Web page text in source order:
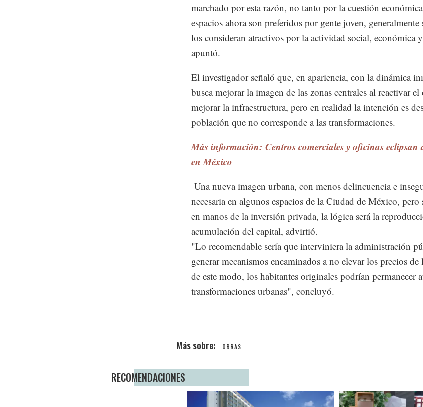
marchado por esta razón, no tanto por la cuestión
espacios ahora son preferidos por gente joven,
los consideran atractivos por la actividad social, económica
apuntó.
El investigador señaló que, en apariencia, con la dinámica
busca mejorar la imagen de las zonas centrales al reactivar
mejorar la infraestructura, pero en realidad la intención es
población que no corresponde a las transformaciones.
Más información: Centros comerciales y oficinas eclipsan
en México
Una nueva imagen urbana, con menos delincuencia e
necesaria en algunos espacios de la Ciudad de México, pero
en manos de la inversión privada, la lógica será la
acumulación del capital, advirtió.
"Lo recomendable sería que interviniera la administración
generar mecanismos encaminados a no elevar los precios de
de este modo, los habitantes originales podrían permanecer
transformaciones urbanas", concluyó.
OBRAS
RECOMENDACIONES